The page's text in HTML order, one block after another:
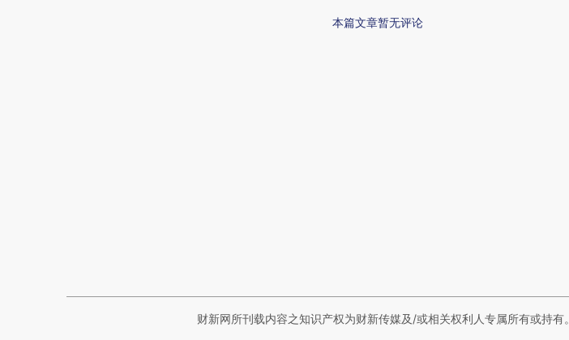
本篇文章暂无评论
财新网所刊载内容之知识产权为财新传媒及/或相关权利人专属所有或持